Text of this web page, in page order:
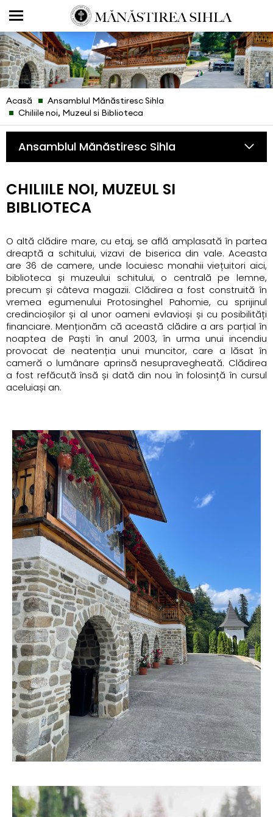
Acasă
Ansamblul Mănăstiresc Sihla
Chiliile noi, Muzeul si Biblioteca
Ansamblul Mănăstiresc Sihla
CHILIILE NOI, MUZEUL SI
BIBLIOTECA
O altă clădire mare, cu etaj, se află amplasată în partea
dreaptă a schitului, vizavi de biserica din vale. Aceasta
are 36 de camere, unde locuiesc monahii viețuitori aici,
biblioteca și muzeului schitului, o centrală pe lemne,
precum și câteva magazii. Clădirea a fost construită în
vremea egumenului Protosinghel Pahomie, cu sprijinul
credincioșilor și al unor oameni evlavioși și cu posibilități
financiare. Menționăm că această clădire a ars parțial în
noaptea de Paști în anul 2003, în urma unui incendiu
provocat de neatenția unui muncitor, care a lăsat în
cameră o lumânare aprinsă nesupravegheată. Clădirea
a fost refăcută însă și dată din nou în folosință în cursul
aceluiași an.